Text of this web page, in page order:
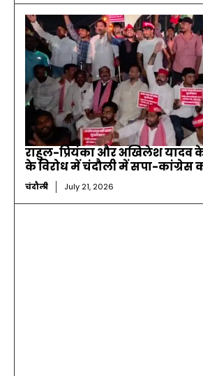
राहुल-प्रियंका और अखिलेश यादव
के विरोध में चंदौली में सपा-कांग्रेस
चंदौली July 21, 2026